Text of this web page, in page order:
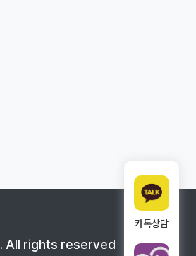
카톡상담
. All rights reserved